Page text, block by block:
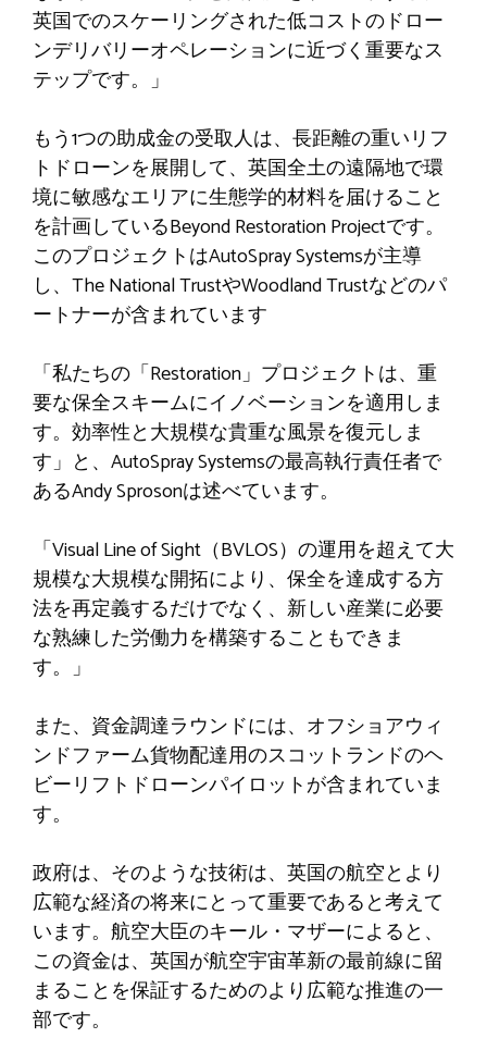
英国でのスケーリングされた低コストのドロー
ンデリバリーオペレーションに近づく重要なス
テップです。」
もう1つの助成金の受取人は、長距離の重いリフ
トドローンを展開して、英国全土の遠隔地で環
境に敏感なエリアに生態学的材料を届けること
を計画しているBeyond Restoration Projectです。
このプロジェクトはAutoSpray Systemsが主導
し、The National TrustやWoodland Trustなどのパ
ートナーが含まれています
「私たちの「Restoration」プロジェクトは、重
要な保全スキームにイノベーションを適用しま
す。効率性と大規模な貴重な風景を復元しま
す」と、AutoSpray Systemsの最高執行責任者で
あるAndy Sprosonは述べています。
「Visual Line of Sight（BVLOS）の運用を超えて大
規模な大規模な開拓により、保全を達成する方
法を再定義するだけでなく、新しい産業に必要
な熟練した労働力を構築することもできま
す。」
また、資金調達ラウンドには、オフショアウィ
ンドファーム貨物配達用のスコットランドのヘ
ビーリフトドローンパイロットが含まれていま
す。
政府は、そのような技術は、英国の航空とより
広範な経済の将来にとって重要であると考えて
います。航空大臣のキール・マザーによると、
この資金は、英国が航空宇宙革新の最前線に留
まることを保証するためのより広範な推進の一
部です。